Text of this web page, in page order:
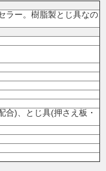
ラー。樹脂製とじ具なの
合)、とじ具(押さえ板・